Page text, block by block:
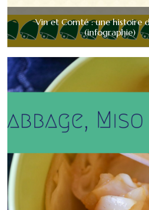
Vin et Comté : une histoire
(infographie)